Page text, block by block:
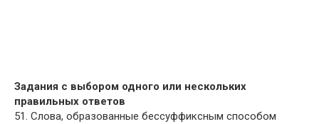
Задания с выбором одного или нескольких
правильных ответов
51. Слова, образованные бессуффиксным способом